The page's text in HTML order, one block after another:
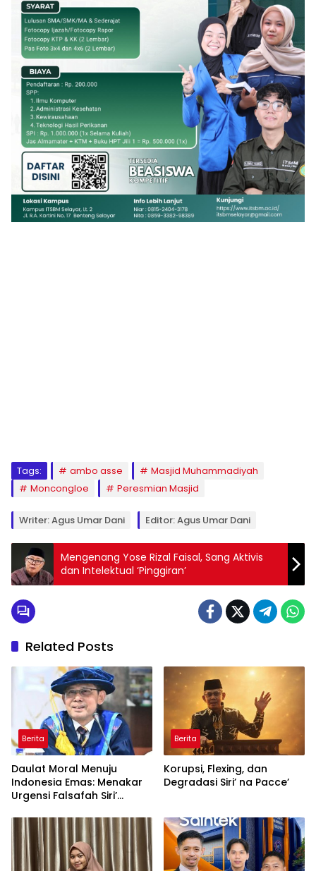
Tags: ambo asse
Masjid Muhammadiyah
Moncongloe
Peresmian Masjid
Writer: Agus Umar Dani Editor: Agus Umar Dani
Mengenang Yose Rizal Faisal, Sang Aktivis
dan Intelektual ‘Pinggiran’
Related Posts
Berita
Daulat Moral Menuju
Indonesia Emas: Menakar
Urgensi Falsafah Siri’
Ancaman Kleptokrasi
Berita
Korupsi, Flexing, dan
Degradasi Siri’ na Pacce’